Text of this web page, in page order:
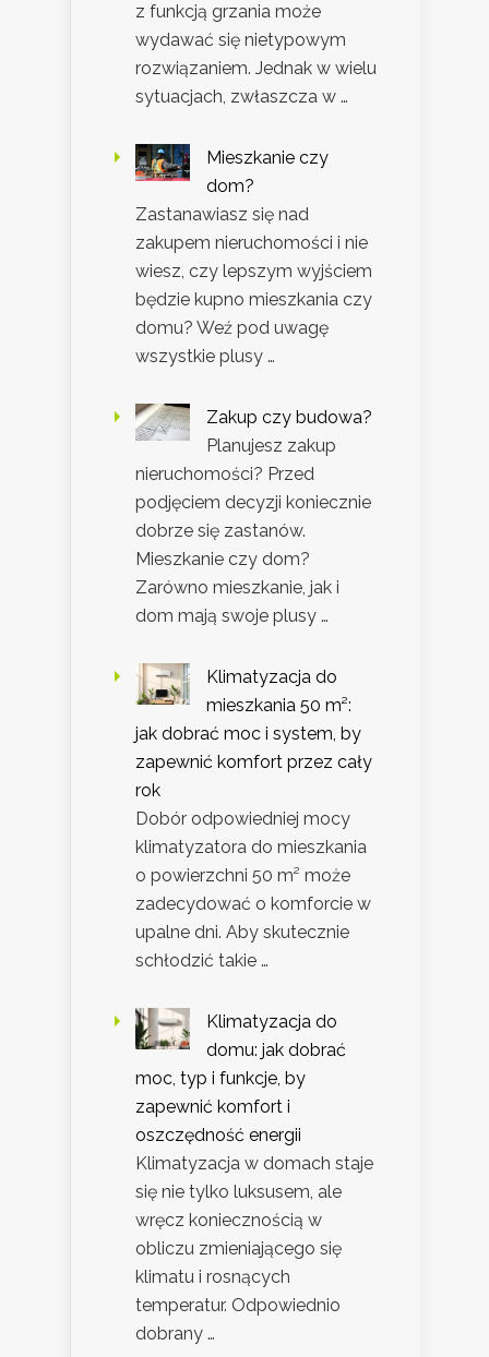
z funkcją grzania może
wydawać się nietypowym
rozwiązaniem. Jednak w wielu
sytuacjach, zwłaszcza w …
Mieszkanie czy
dom?
Zastanawiasz się nad
zakupem nieruchomości i nie
wiesz, czy lepszym wyjściem
będzie kupno mieszkania czy
domu? Weź pod uwagę
wszystkie plusy …
Zakup czy budowa?
Planujesz zakup
nieruchomości? Przed
podjęciem decyzji koniecznie
dobrze się zastanów.
Mieszkanie czy dom?
Zarówno mieszkanie, jak i
dom mają swoje plusy …
Klimatyzacja do
mieszkania 50 m²:
jak dobrać moc i system, by
zapewnić komfort przez cały
rok
Dobór odpowiedniej mocy
klimatyzatora do mieszkania
o powierzchni 50 m² może
zadecydować o komforcie w
upalne dni. Aby skutecznie
schłodzić takie …
Klimatyzacja do
domu: jak dobrać
moc, typ i funkcje, by
zapewnić komfort i
oszczędność energii
Klimatyzacja w domach staje
się nie tylko luksusem, ale
wręcz koniecznością w
obliczu zmieniającego się
klimatu i rosnących
temperatur. Odpowiednio
dobrany …